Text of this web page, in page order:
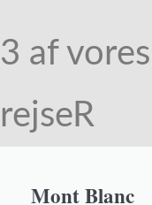
3 af
rejseR
Mont Blanc